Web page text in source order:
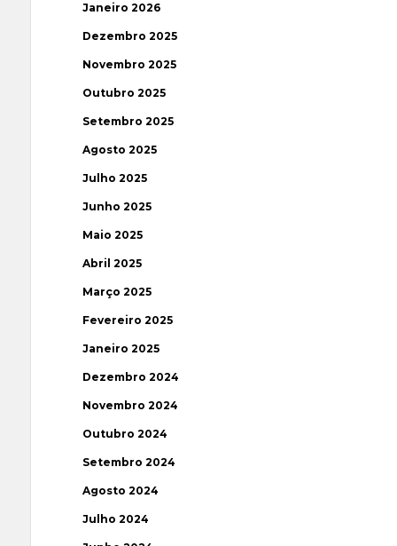
Janeiro 2026
Dezembro 2025
Novembro 2025
Outubro 2025
Setembro 2025
Agosto 2025
Julho 2025
Junho 2025
Maio 2025
Abril 2025
Março 2025
Fevereiro 2025
Janeiro 2025
Dezembro 2024
Novembro 2024
Outubro 2024
Setembro 2024
Agosto 2024
Julho 2024